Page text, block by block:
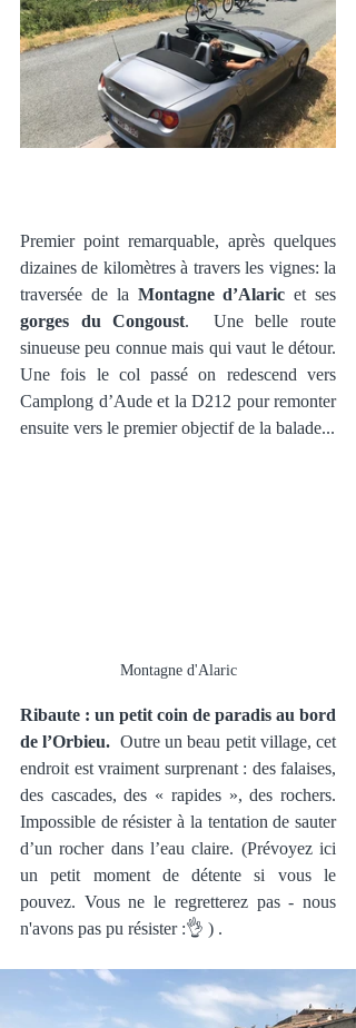
Premier point remarquable, après quelques
dizaines de kilomètres à travers les vignes: la
traversée de la Montagne d’Alaric
gorges du Congoust.  Une belle route
sinueuse peu connue mais qui vaut le détour.
Une fois le col passé on redescend vers
Camplong d’Aude et la D212 pour remonter
Montagne d'Alaric
Ribaute : un petit coin de paradis au bord
de l’Orbieu. Outre un beau petit village, cet
endroit est vraiment surprenant : des falaises,
des cascades, des « rapides », des rochers.
Impossible de résister à la tentation de sauter
d’un rocher dans l’eau claire. (Prévoyez ici
un petit moment de détente si vous le
pouvez. Vous ne le regretterez pas - nous
n'avons pas pu résister :👌 ) .